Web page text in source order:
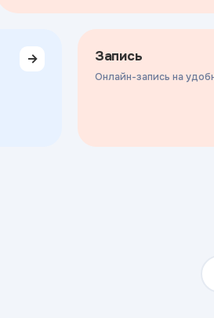
→ Запись
Онлайн-запись на